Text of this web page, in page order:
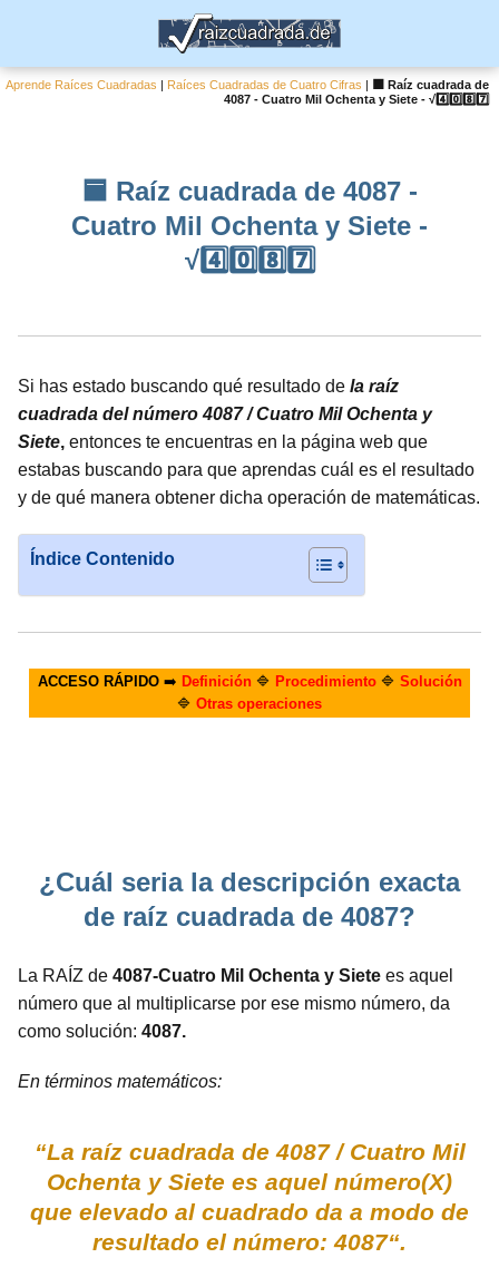
Aprende Raíces Cuadradas | Raíces Cuadradas de Cuatro Cifras |
🟦 Raíz cuadrada de
4087 - Cuatro Mil Ochenta y Siete - √4️⃣0️⃣8️⃣7️⃣
🟦 Raíz cuadrada de 4087 -
Cuatro Mil Ochenta y Siete -
√4️⃣0️⃣8️⃣7️⃣
Si has estado buscando qué resultado de la raíz
cuadrada del número 4087 / Cuatro Mil Ochenta y
Siete, entonces te encuentras en la página web que
estabas buscando para que aprendas cuál es el resultado
y de qué manera obtener dicha operación de matemáticas.
Índice Contenido
ACCESO RÁPIDO➡️ Definición🔷 Procedimiento🔷 Solución
🔷 Otras operaciones
¿Cuál seria la descripción exacta
de raíz cuadrada de 4087?
La RAÍZ de 4087-Cuatro Mil Ochenta y Siete es aquel
número que al multiplicarse por ese mismo número, da
como solución: 4087.
En términos matemáticos:
“La raíz cuadrada de 4087 / Cuatro Mil
Ochenta y Siete es aquel número(X)
que elevado al cuadrado da a modo de
resultado el número: 4087“.